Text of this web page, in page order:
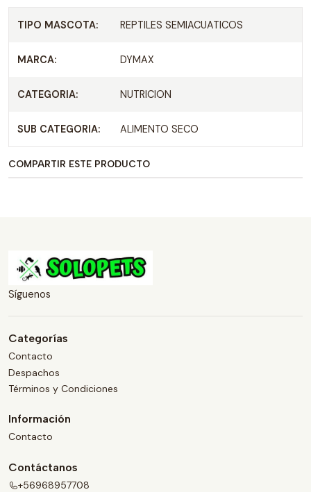
TIPO MASCOTA: REPTILES SEMIACUATICOS
MARCA: DYMAX
CATEGORIA: NUTRICION
SUB CATEGORIA: ALIMENTO SECO
COMPARTIR ESTE PRODUCTO
Síguenos
Categorías
Contacto
Despachos
Términos y Condiciones
Información
Contacto
Contáctanos
+56968957708